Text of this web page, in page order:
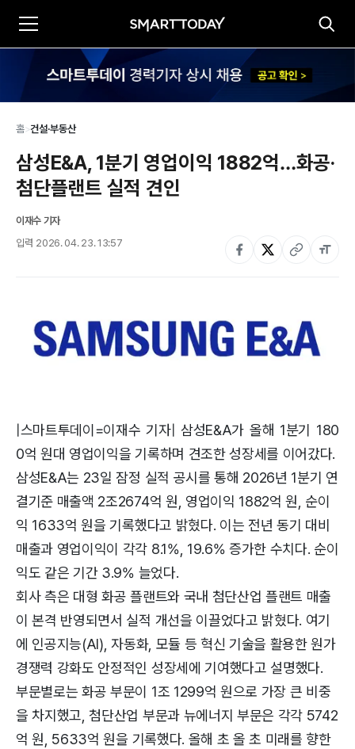
홈>건설·부동산
삼성E&A, 1분기 영업이익 1882억…화공·
첨단플랜트 실적 견인
이재수 기자
입력 2026. 04. 23. 13:57
|스마트투데이=이재수 기자| 삼성E&A가 올해 1분기 180
0억 원대 영업이익을 기록하며 견조한 성장세를 이어갔다.
삼성E&A는 23일 잠정 실적 공시를 통해 2026년 1분기 연
결기준 매출액 2조2674억 원, 영업이익 1882억 원, 순이
익 1633억 원을 기록했다고 밝혔다. 이는 전년 동기 대비
매출과 영업이익이 각각 8.1%, 19.6% 증가한 수치다. 순이
익도 같은 기간 3.9% 늘었다.
회사 측은 대형 화공 플랜트와 국내 첨단산업 플랜트 매출
이 본격 반영되면서 실적 개선을 이끌었다고 밝혔다. 여기
에 인공지능(AI), 자동화, 모듈 등 혁신 기술을 활용한 원가
경쟁력 강화도 안정적인 성장세에 기여했다고 설명했다.
부문별로는 화공 부문이 1조 1299억 원으로 가장 큰 비중
을 차지했고, 첨단산업 부문과 뉴에너지 부문은 각각 5742
억 원, 5633억 원을 기록했다. 올해 초 올 초 미래를 향한